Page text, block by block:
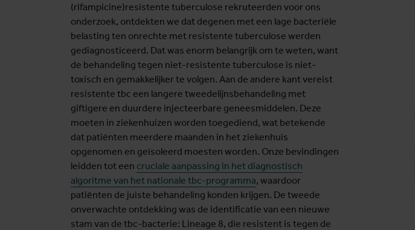
(rifampicine)resistente tuberculose rekruteerden voor ons
onderzoek, ontdekten we dat degenen met een lage bacteriële
belasting ten onrechte met resistente tuberculose werden
gediagnosticeerd. Dat was enorm belangrijk om te weten, want
de behandeling tegen niet-resistente tuberculose is niet-
toxisch en gemakkelijker te volgen. Aan de andere kant vereist
resistente tbc een langere tweedelijnsbehandeling met
giftigere en duurdere injecteerbare geneesmiddelen. Deze
moeten in ziekenhuizen worden toegediend, wat betekende
dat patiënten meerdere maanden in het ziekenhuis
opgenomen en geïsoleerd moesten worden. Onze bevindingen
leidden tot een cruciale aanpassing in het diagnostisch
algoritme van het nationale tbc-programma, waardoor
patiënten de juiste behandeling konden krijgen. De tweede
onverwachte ontdekking was de identificatie van een nieuwe
stam van de tbc-bacterie: Lineage 8, die resistent is tegen de